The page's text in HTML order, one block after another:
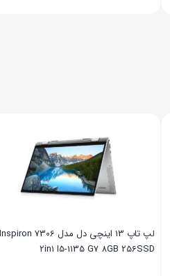
لپ تاپ 13 اینچی دل مدل Inspiron 7306
2in1 I5-1135 G7 8GB 256SSD